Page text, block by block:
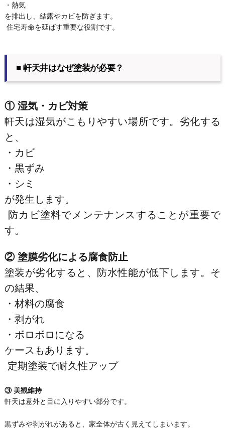
・熱気
を排出し、結露やカビを防ぎます。
住宅寿命を延ばす重要な役割です。
■ 軒天井はなぜ塗装が必要？
① 湿気・カビ対策
軒天は湿気がこもりやすい場所です。劣化する
と、
・カビ
・黒ずみ
・シミ
が発生します。
防カビ塗料でメンテナンスすることが重要で
す。
② 塗膜劣化による腐食防止
塗装が劣化すると、防水性能が低下します。そ
の結果、
・材料の腐食
・剥がれ
・ボロボロになる
ケースもあります。
定期塗装で耐久性アップ
③ 美観維持
軒天は意外と目に入りやすい部分です。
黒ずみや剥がれがあると、家全体が古く見えてしまいます。